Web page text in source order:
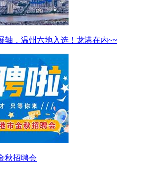
轴，温州六地入选！龙港在内~~
秋招聘会